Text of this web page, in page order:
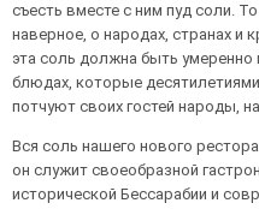
съесть вместе с ним пуд соли.
наверное, о народах, странах и
эта соль должна быть умеренно
блюдах, которые
потчуют своих гостей народы,
Вся соль нашего нового
он служит своеобразной
исторической Бессарабии и